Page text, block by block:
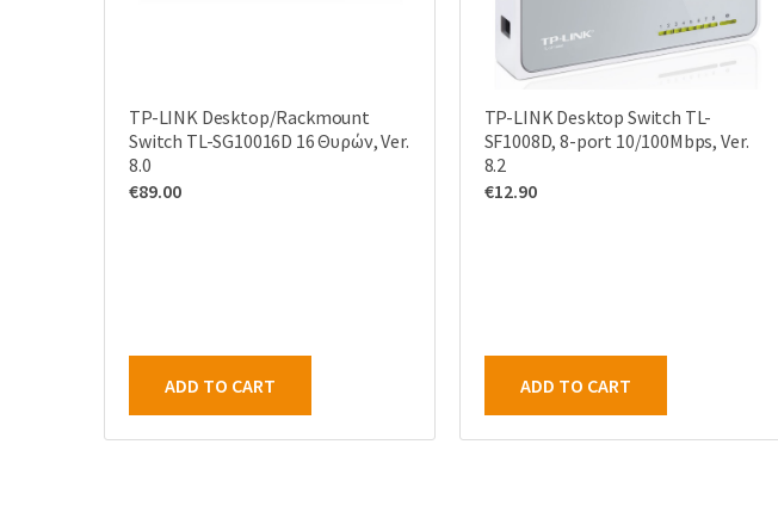
TP-LINK Desktop/Rackmount
Switch TL-SG10016D 16 Θυρών, Ver.
8.0
€89.00
ADD TO CART
TP-LINK Desktop Switch TL-
SF1008D, 8-port 10/100Mbps, Ver.
8.2
€12.90
ADD TO CART